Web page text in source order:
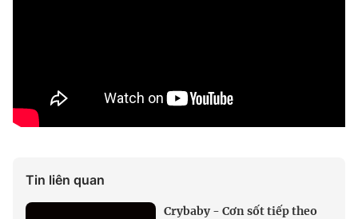
Tin liên quan
Crybaby - Cơn sốt tiếp theo